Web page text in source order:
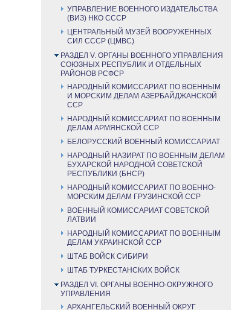
УПРАВЛЕНИЕ ВОЕННОГО ИЗДАТЕЛЬСТВА
(ВИЗ) НКО СССР
ЦЕНТРАЛЬНЫЙ МУЗЕЙ ВООРУЖЕННЫХ
СИЛ СССР (ЦМВС)
РАЗДЕЛ V. ОРГАНЫ ВОЕННОГО УПРАВЛЕНИЯ
СОЮЗНЫХ РЕСПУБЛИК И ОТДЕЛЬНЫХ
РАЙОНОВ РСФСР
НАРОДНЫЙ КОМИССАРИАТ ПО ВОЕННЫМ
И МОРСКИМ ДЕЛАМ АЗЕРБАЙДЖАНСКОЙ
ССР
НАРОДНЫЙ КОМИССАРИАТ ПО ВОЕННЫМ
ДЕЛАМ АРМЯНСКОЙ ССР
БЕЛОРУССКИЙ ВОЕННЫЙ КОМИССАРИАТ
НАРОДНЫЙ НАЗИРАТ ПО ВОЕННЫМ ДЕЛАМ
БУХАРСКОЙ НАРОДНОЙ СОВЕТСКОЙ
РЕСПУБЛИКИ (БНСР)
НАРОДНЫЙ КОМИССАРИАТ ПО ВОЕННО-
МОРСКИМ ДЕЛАМ ГРУЗИНСКОЙ ССР
ВОЕННЫЙ КОМИССАРИАТ СОВЕТСКОЙ
ЛАТВИИ
НАРОДНЫЙ КОМИССАРИАТ ПО ВОЕННЫМ
ДЕЛАМ УКРАИНСКОЙ ССР
ШТАБ ВОЙСК СИБИРИ
ШТАБ ТУРКЕСТАНСКИХ ВОЙСК
РАЗДЕЛ VI. ОРГАНЫ ВОЕННО-ОКРУЖНОГО
УПРАВЛЕНИЯ
АРХАНГЕЛЬСКИЙ ВОЕННЫЙ ОКРУГ